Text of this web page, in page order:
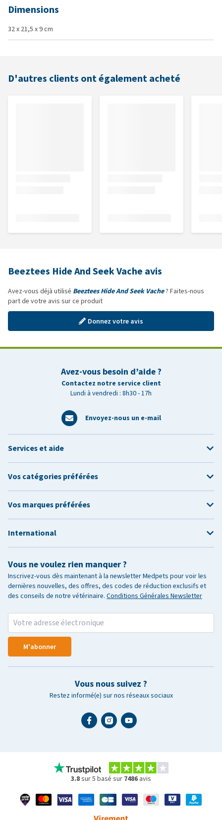
Dimensions
32 x 21,5 x 9 cm
D'autres clients ont également acheté
Beeztees Hide And Seek Vache avis
Avez-vous déjà utilisé Beeztees Hide And Seek Vache? Faites-nous
part de votre avis sur ce produit
Donnez votre avis
Avez-vous besoin d’aide ?
Contactez notre service client
Lundi à vendredi : 8h30 - 17h
Envoyez-nous un e-mail
Vous ne voulez rien manquer ?
Inscrivez-vous dès maintenant à la newsletter Medpets pour voir les
dernières nouvelles, des offres, des codes de réduction exclusifs et
des conseils de notre vétérinaire. Conditions Générales Newsletter
M'abonner
Vous nous suivez ?
Restez informé(e) sur nos réseaux sociaux
Services et aide
Vos catégories préférées
Vos marques préférées
International
3.8sur 5 basé sur 7486 avis